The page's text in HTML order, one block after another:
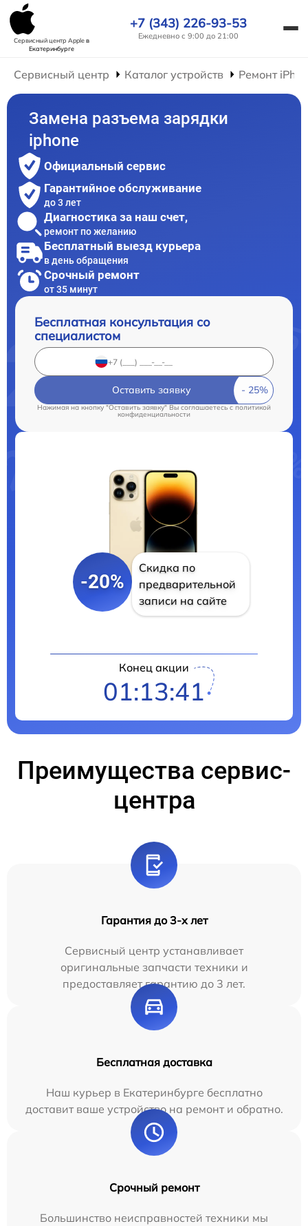
Сервисный центр Appleв
Екатеринбурге
+7 (343) 226-93-53
Ежедневно с 9:00 до 21:00
Сервисный центр Каталог устройств Ремонт
Замена разъема зарядки
iphone
Официальный сервис
Гарантийное обслуживание
до 3 лет
Диагностика за наш счет,
ремонт по желанию
Бесплатный выезд курьера
в день обращения
Срочный ремонт
от 35 минут
Бесплатная консультация со
специалистом
Оставить заявку
Нажимая на кнопку "Оставить заявку" Вы соглашаетесь cполитикой
конфиденциальности
-20%
Скидка по
предварительной
записи на сайте
Конец акции
01:13:41
Преимущества сервис-
центра
Гарантия до 3-х лет
Сервисный центр устанавливает
оригинальные запчасти техники и
предоставляет гарантию до 3 лет.
Бесплатная доставка
Наш курьер в Екатеринбурге бесплатно
доставит ваше устройство на ремонт и обратно.
Срочный ремонт
Большинство неисправностей техники мы